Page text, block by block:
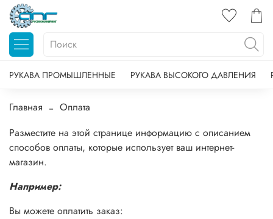
РУКАВА ПРОМЫШЛЕННЫЕ РУКАВА ВЫСОКОГО ДАВЛЕНИЯ
Главная
Оплата
Разместите на этой странице информацию с описанием
способов оплаты, которые использует ваш интернет-
магазин.
Например:
Вы можете оплатить заказ: